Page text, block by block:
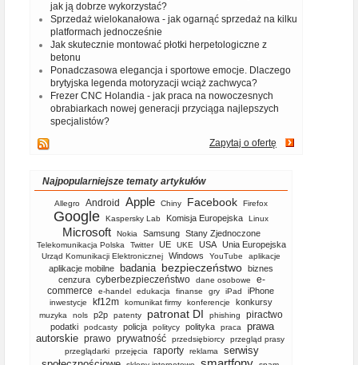
jak ją dobrze wykorzystać?
Sprzedaż wielokanałowa - jak ogarnąć sprzedaż na kilku
platformach jednocześnie
Jak skutecznie montować płotki herpetologiczne z
betonu
Ponadczasowa elegancja i sportowe emocje. Dlaczego
brytyjska legenda motoryzacji wciąż zachwyca?
Frezer CNC Holandia - jak praca na nowoczesnych
obrabiarkach nowej generacji przyciąga najlepszych
specjalistów?
Zapytaj o ofertę
Najpopularniejsze tematy artykułów
Allegro Android Apple Chiny Facebook Firefox
Google Kaspersky Lab Komisja Europejska Linux
Microsoft Nokia Samsung Stany Zjednoczone
Telekomunikacja Polska Twitter UE UKE USA Unia Europejska
Urząd Komunikacji Elektronicznej Windows YouTube aplikacje
aplikacje mobilne badania bezpieczeństwo biznes
cenzura cyberbezpieczeństwo dane osobowe
e-
commerce
e-handel edukacja finanse gry iPad iPhone
inwestycje kf12m komunikat firmy konferencje konkursy
muzyka nols p2p patenty patronat DI phishing piractwo
podatki podcasty policja politycy polityka praca
prawa
autorskie prawo prywatność przedsiębiorcy
przegląd prasy
przeglądarki
przejęcia raporty reklama
serwisy